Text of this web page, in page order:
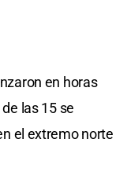
en horas
las 15 se
el extremo norte